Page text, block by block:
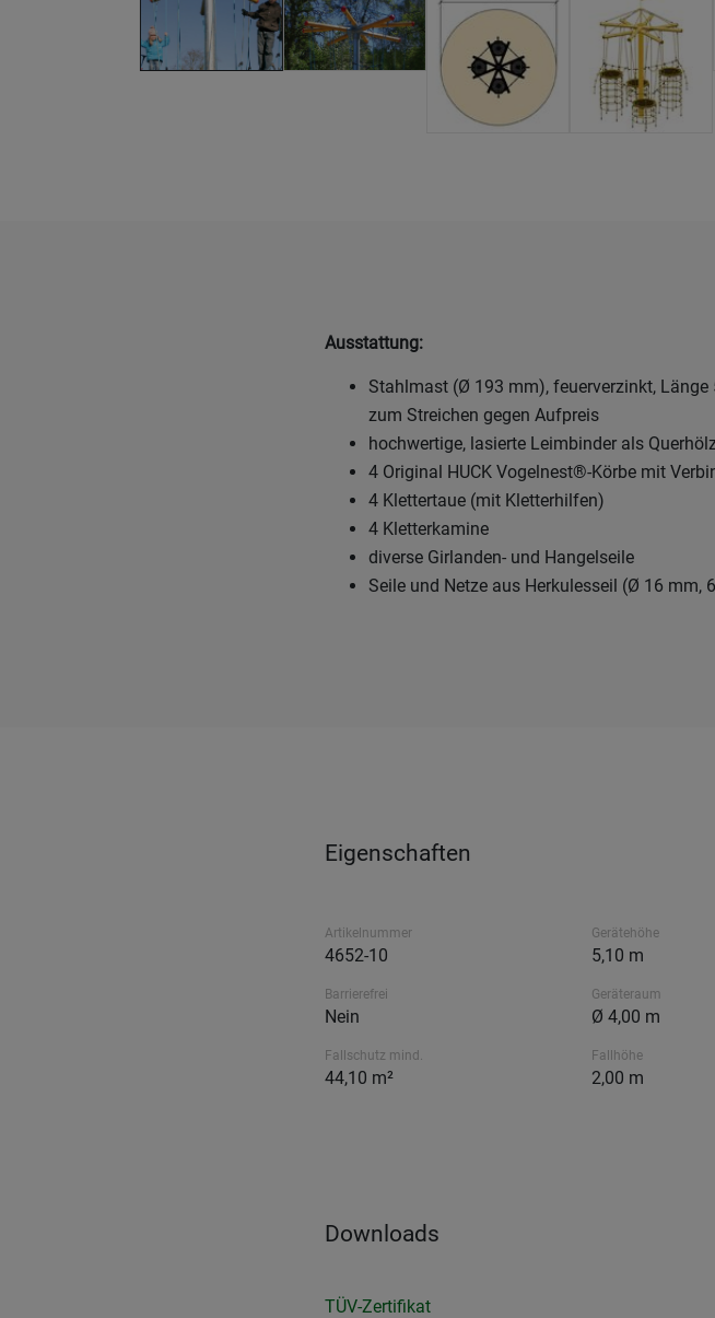
Ausstattung:
Stahlmast (Ø 193 mm), feuerverzinkt,
zum Streichen gegen Aufpreis
hochwertige, lasierte Leimbinder als
4 Original HUCK Vogelnest®-Körbe mit
4 Klettertaue (mit Kletterhilfen)
4 Kletterkamine
diverse Girlanden- und Hangelseile
Seile und Netze aus Herkulesseil (Ø 16 mm,
Eigenschaften
Artikelnummer
4652-10
Gerätehöhe
5,10 m
Barrierefrei
Nein
Geräteraum
Ø 4,00 m
Fallschutz mind.
44,10 m²
Fallhöhe
2,00 m
Downloads
TÜV-Zertifikat